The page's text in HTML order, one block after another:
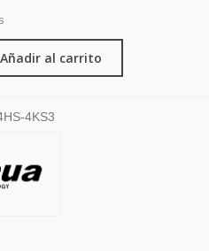
Añadir al carrito
4KS3